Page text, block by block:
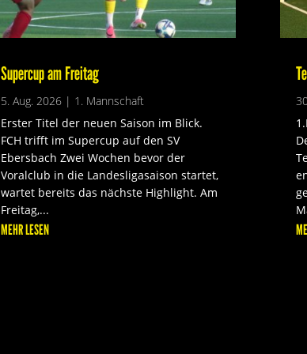
Supercup am Freitag
5. Aug. 2026 | 1. Mannschaft
Erster Titel der neuen Saison im Blick.
FCH trifft im Supercup auf den SV
Ebersbach Zwei Wochen bevor der
Voralclub in die Landesligasaison startet,
wartet bereits das nächste Highlight. Am
Freitag,...
MEHR LESEN